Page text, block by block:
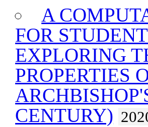
A
FOR
EXPLORING
PROPERTIES
CENTURY)